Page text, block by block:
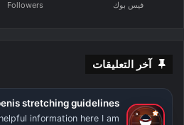
فيس بوك Followers
آخر التعليقات
stretching guidelines
information here I am